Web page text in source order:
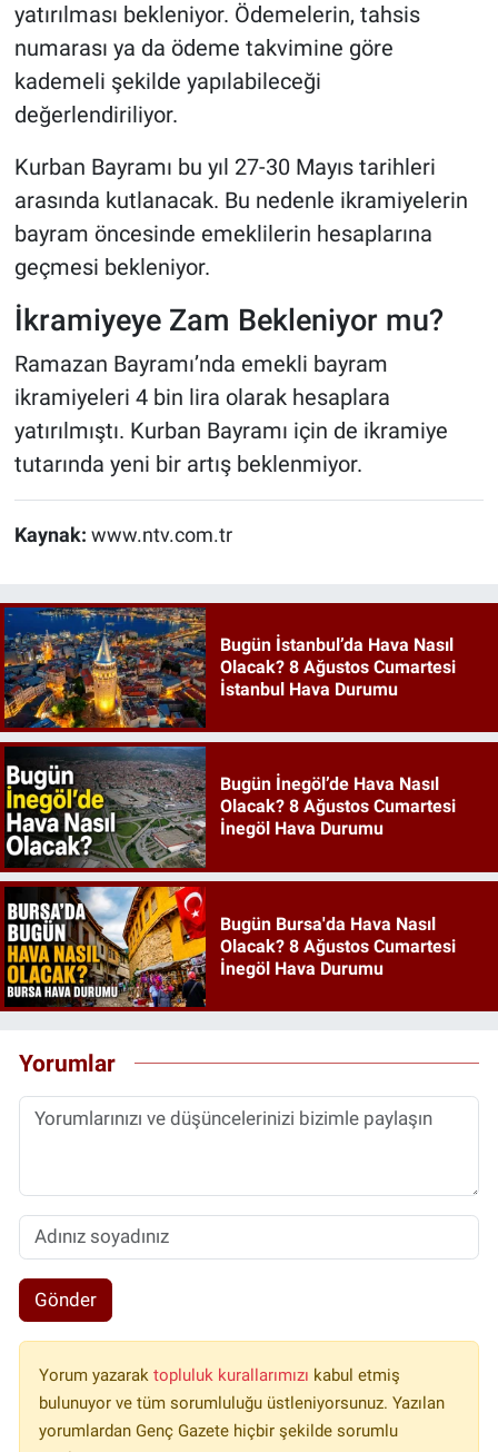
yatırılması bekleniyor. Ödemelerin, tahsis
numarası ya da ödeme takvimine göre
kademeli şekilde yapılabileceği
değerlendiriliyor.
Kurban Bayramı bu yıl 27-30 Mayıs tarihleri
arasında kutlanacak. Bu nedenle ikramiyelerin
bayram öncesinde emeklilerin hesaplarına
geçmesi bekleniyor.
İkramiyeye Zam Bekleniyor mu?
Ramazan Bayramı’nda emekli bayram
ikramiyeleri 4 bin lira olarak hesaplara
yatırılmıştı. Kurban Bayramı için de ikramiye
tutarında yeni bir artış beklenmiyor.
Kaynak: www.ntv.com.tr
Bugün İstanbul’da Hava Nasıl
Olacak? 8 Ağustos Cumartesi
İstanbul Hava Durumu
Bugün İnegöl’de Hava Nasıl
Olacak? 8 Ağustos Cumartesi
İnegöl Hava Durumu
Bugün Bursa'da Hava Nasıl
Olacak? 8 Ağustos Cumartesi
İnegöl Hava Durumu
Yorumlar
Gönder
Yorum yazarak topluluk kurallarımızı kabul etmiş
bulunuyor ve tüm sorumluluğu üstleniyorsunuz. Yazılan
yorumlardan Genç Gazete hiçbir şekilde sorumlu